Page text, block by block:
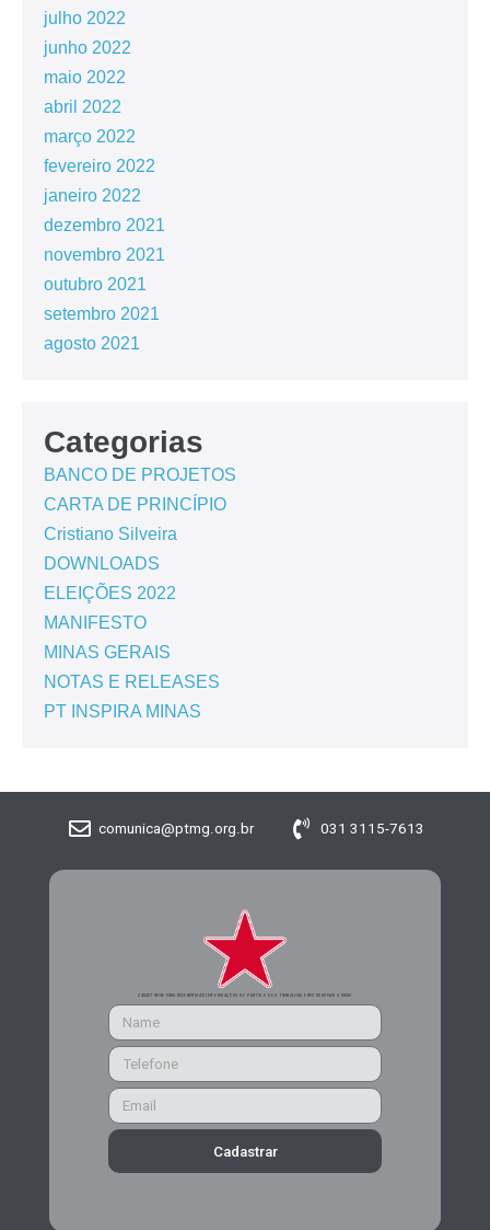
julho 2022
junho 2022
maio 2022
abril 2022
março 2022
fevereiro 2022
janeiro 2022
dezembro 2021
novembro 2021
outubro 2021
setembro 2021
agosto 2021
Categorias
BANCO DE PROJETOS
CARTA DE PRINCÍPIO
Cristiano Silveira
DOWNLOADS
ELEIÇÕES 2022
MANIFESTO
MINAS GERAIS
NOTAS E RELEASES
PT INSPIRA MINAS
comunica@ptmg.org.br 031 3115-7613
CADASTRE-SE PARA RECEBER MAIS INFORMAÇÕES DO PARTIDO DOS TRABALHADORES DE MINAS GERAIS
Cadastrar